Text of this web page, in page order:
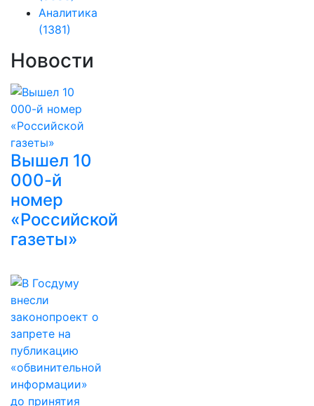
Аналитика
(1381)
Новости
Вышел 10
000-й
номер
«Российской
газеты»